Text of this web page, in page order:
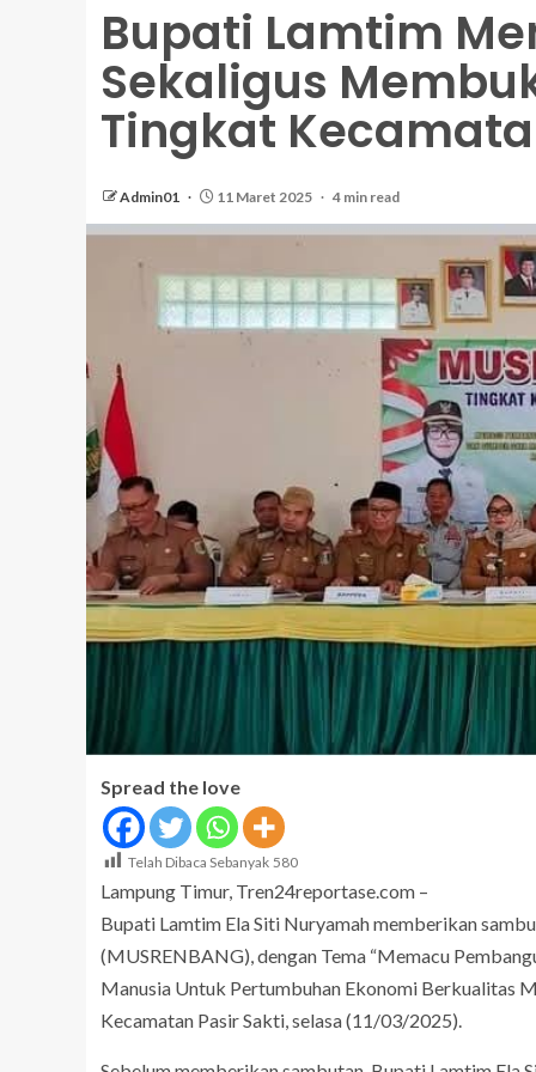
Bupati Lamtim
Sekaligus
Tingkat
Admin01 11 Maret 2025 4 min read
Spread the love
Telah Dibaca Sebanyak 580
Lampung Timur, Tren24reportase.com –
Bupati Lamtim Ela Siti Nuryamah memberikan
(MUSRENBANG), dengan Tema “Memacu
Manusia Untuk Pertumbuhan Ekonomi Berkualitas
Kecamatan Pasir Sakti, selasa (11/03/2025).